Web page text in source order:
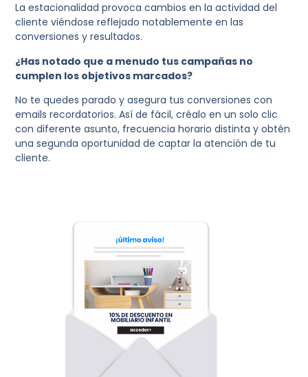
La estacionalidad provoca cambios en la actividad del
cliente viéndose reflejado notablemente en las
conversiones y resultados.
¿Has notado que a menudo tus campañas no
cumplen los objetivos marcados?
No te quedes parado y asegura tus conversiones con
emails recordatorios. Así de fácil, créalo en un solo clic
con diferente asunto, frecuencia horario distinta y obtén
una segunda oportunidad de captar la atención de tu
cliente.